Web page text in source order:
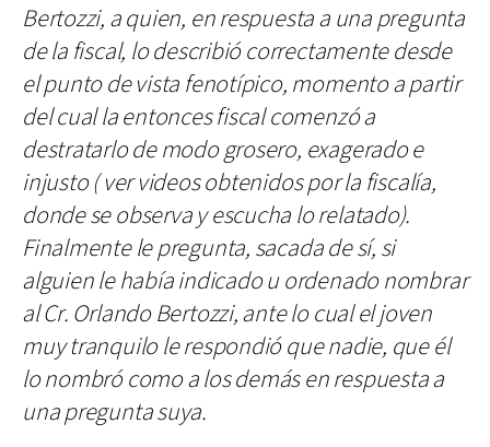
Bertozzi, a quien, en respuesta a una pregunta
de la fiscal, lo describió correctamente desde
el punto de vista fenotípico, momento a partir
del cual la entonces fiscal comenzó a
destratarlo de modo grosero, exagerado e
injusto ( ver videos obtenidos por la fiscalía,
donde se observa y escucha lo relatado).
Finalmente le pregunta, sacada de sí, si
alguien le había indicado u ordenado nombrar
al Cr. Orlando Bertozzi, ante lo cual el joven
muy tranquilo le respondió que nadie, que él
lo nombró como a los demás en respuesta a
una pregunta suya.